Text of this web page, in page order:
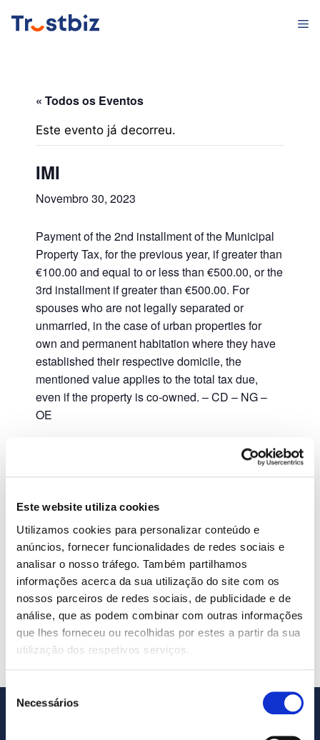
Este website utiliza cookies
Utilizamos cookies para personalizar conteúdo e
anúncios, fornecer funcionalidades de redes sociais e
analisar o nosso tráfego. Também partilhamos
informações acerca da sua utilização do site com os
nossos parceiros de redes sociais, de publicidade e de
análise, que as podem combinar com outras informações
que lhes forneceu ou recolhidas por estes a partir da sua
utilização dos respetivos serviços.
Seleção
Necessários
para
« Todos os Eventos
Este evento já decorreu.
IMI
Novembro 30, 2023
Payment of the 2nd installment of the Municipal
Property Tax, for the previous year, if greater than
€100.00 and equal to or less than €500.00, or the
3rd installment if greater than €500.00. For
spouses who are not legally separated or
unmarried, in the case of urban properties for
own and permanent habitation where they have
established their respective domicile, the
mentioned value applies to the total tax due,
even if the property is co-owned. – CD – NG –
OE
Adicionar ao calendario
DETALHES
Data:
Novembro 30, 2023
IVA (3º Trimestre - regime normal) SAFT